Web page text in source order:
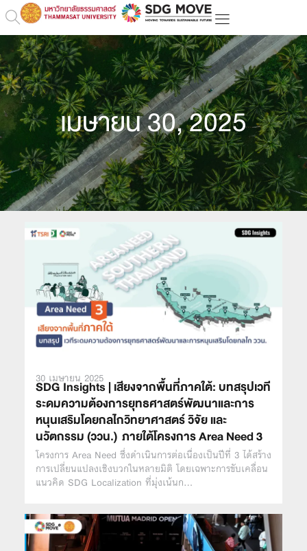
เมษายน 30, 2025
30 เมษายน 2025
SDG Insights | เสียงจากพื้นที่ภาคใต้: บทสรุปเวที
ระดมความต้องการยุทธศาสตร์พัฒนาและการ
หนุนเสริมโดยกลไกวิทยาศาสตร์ วิจัย และ
นวัตกรรม (ววน.) ภายใต้โครงการ Area Need 3
โครงการ Area Need ซึ่งดำเนินการต่อเนื่องเป็นปีที่ 3 ได้สร้าง
การเปลี่ยนแปลงเชิงบวกในหลายมิติ โดยเฉพาะการขับเคลื่อน
แนวคิด SDG Localization ที่มุ่งเน้นก…